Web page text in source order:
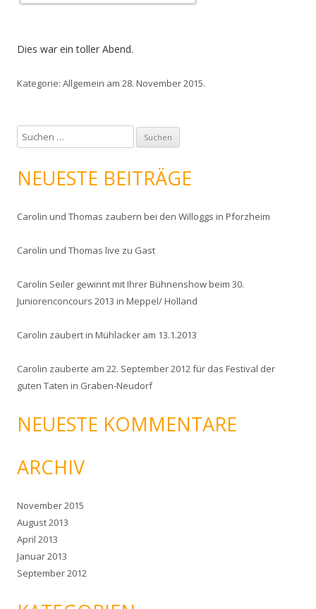
Dies war ein toller Abend.
Kategorie: Allgemein am 28. November 2015.
u
h
n
a
h
:
NEUESTE BEITRÄGE
Carolin und Thomas zaubern bei den Willoggs in Pforzheim
Carolin und Thomas live zu Gast
Carolin Seiler gewinnt mit Ihrer Bühnenshow beim 30.
Juniorenconcours 2013 in Meppel/ Holland
Carolin zaubert in Mühlacker am 13.1.2013
Carolin zauberte am 22. September 2012 für das Festival der
guten Taten in Graben-Neudorf
NEUESTE KOMMENTARE
ARCHIV
November 2015
August 2013
April 2013
Januar 2013
September 2012